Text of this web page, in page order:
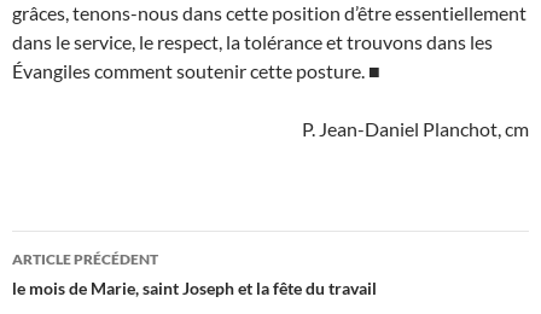
grâces, tenons-nous dans cette position d’être essentiellement
dans le service, le respect, la tolérance et trouvons dans les
Évangiles comment soutenir cette posture. ■
P. Jean-Daniel Planchot, cm
Navigation
des
ARTICLE PRÉCÉDENT
le mois de Marie, saint Joseph et la fête du travail